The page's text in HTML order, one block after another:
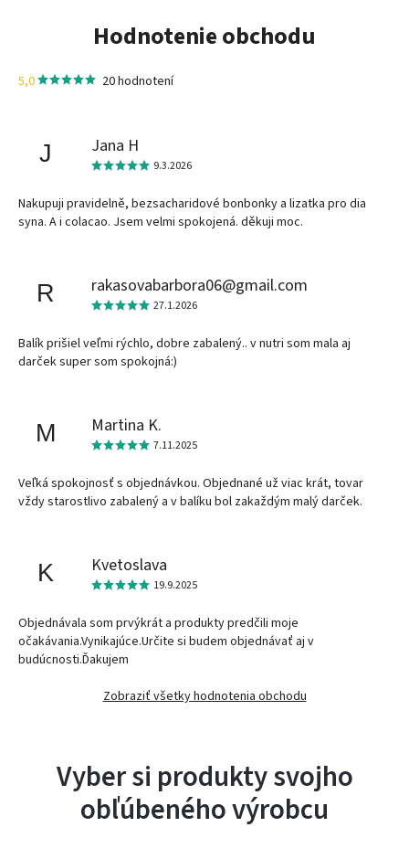
Hodnotenie obchodu
5,0 20 hodnotení
J Jana H
9.3.2026
Nakupuji pravidelně, bezsacharidové bonbonky a lizatka pro dia
syna. A i colacao. Jsem velmi spokojená. děkuji moc.
R rakasovabarbora06@gmail.com
27.1.2026
Balík prišiel veľmi rýchlo, dobre zabalený.. v nutri som mala aj
darček super som spokojná:)
M Martina K.
7.11.2025
Veľká spokojnosť s objednávkou. Objednané už viac krát, tovar
vždy starostlivo zabalený a v balíku bol zakaždým malý darček.
K Kvetoslava
19.9.2025
Objednávala som prvýkrát a produkty predčili moje
očakávania.Vynikajúce.Určite si budem objednávať aj v
budúcnosti.Ďakujem
Zobraziť všetky hodnotenia obchodu
Vyber si produkty svojho
obľúbeného výrobcu